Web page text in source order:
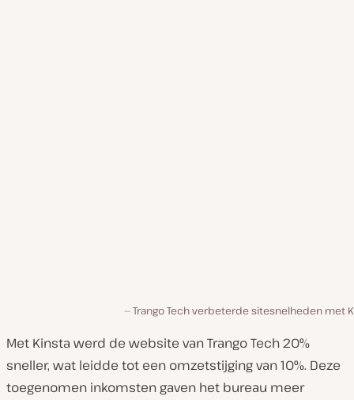
Trango Tech verbeterde sitesnelheden met
Met Kinsta werd de website van Trango Tech 20%
sneller, wat leidde tot een omzetstijging van 10%. Deze
toegenomen inkomsten gaven het bureau meer